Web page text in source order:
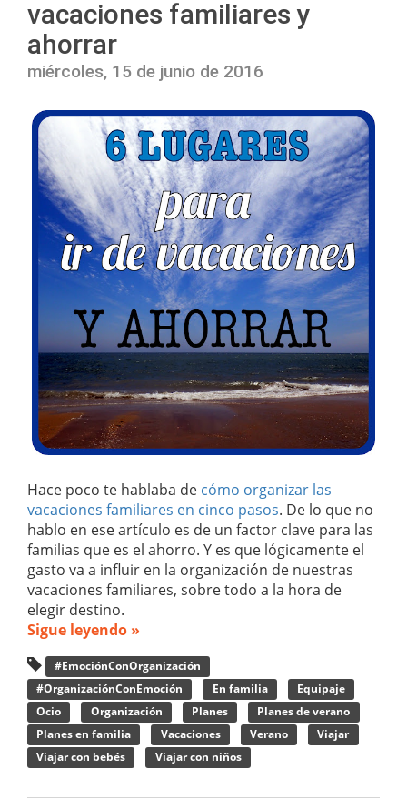
vacaciones familiares y
ahorrar
miércoles, 15 de junio de 2016
Hace poco te hablaba de cómo organizar las
vacaciones familiares en cinco pasos. De lo que no
hablo en ese artículo es de un factor clave para las
familias que es el ahorro. Y es que lógicamente el
gasto va a influir en la organización de nuestras
vacaciones familiares, sobre todo a la hora de
elegir destino.
Sigue leyendo »
#EmociónConOrganización
#OrganizaciónConEmoción
En familia
Equipaje
Ocio
Organización Planes
Planes de verano
Planes en familia
Vacaciones Verano
Viajar
Viajar con bebés
Viajar con niños